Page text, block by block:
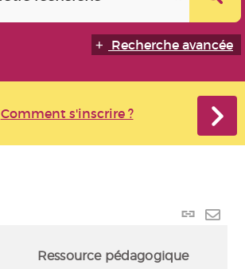
Recherche avancée
Comment s'inscrire ?
Lien
Ressource pédagogique